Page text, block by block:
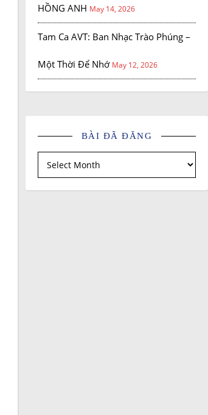
HỒNG ANH May 14, 2026
Tam Ca AVT: Ban Nhạc Trào Phúng –
Một Thời Để Nhớ May 12, 2026
BÀI ĐÃ ĐĂNG
Bài đã đăng